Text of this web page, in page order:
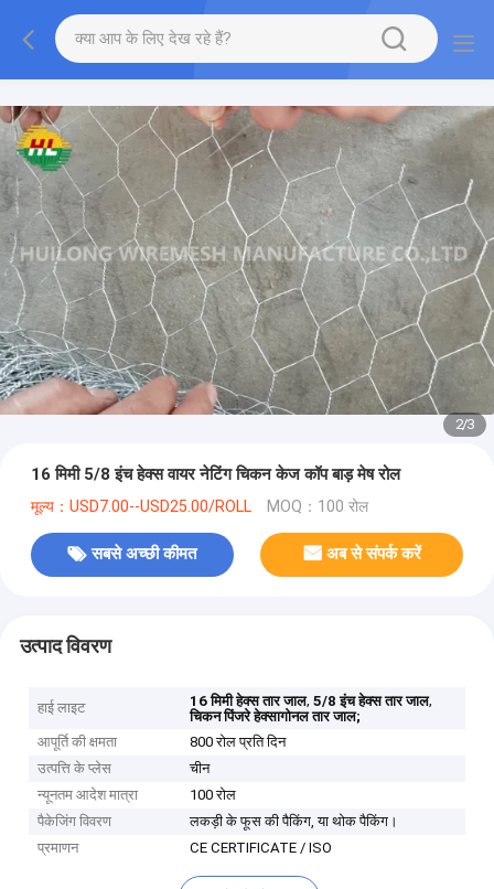
2/3
16 मिमी 5/8 इंच हेक्स वायर नेटिंग चिकन केज कॉप बाड़ मेष रोल
मूल्य：USD7.00--USD25.00/ROLL MOQ：100 रोल
सबसे अच्छी कीमत अब से संपर्क करें
उत्पाद विवरण
हाई लाइट 16 मिमी हेक्स तार जाल,5/8 इंच हेक्स तार जाल,
चिकन पिंजरे हेक्सागोनल तार जाल;
आपूर्ति की क्षमता
800 रोल प्रति दिन
उत्पत्ति के प्लेस
चीन
न्यूनतम आदेश मात्रा
100 रोल
पैकेजिंग विवरण
लकड़ी के फूस की पैकिंग, या थोक पैकिंग।
प्रमाणन
CE CERTIFICATE / ISO